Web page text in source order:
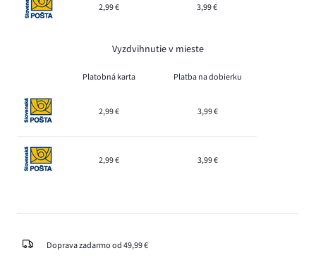
2,99 € 3,99 €
Vyzdvihnutie v mieste
Platobná karta Platba na dobierku
2,99 € 3,99 €
2,99 € 3,99 €
Doprava zadarmo od 49,99 €